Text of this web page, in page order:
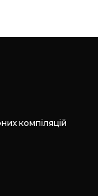
компіляцій